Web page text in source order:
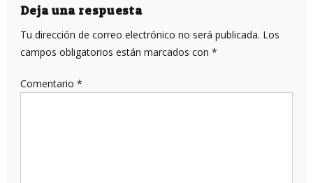
entradas
Deja una respuesta
Tu dirección de correo electrónico no será publicada. Los
campos obligatorios están marcados con *
Comentario *